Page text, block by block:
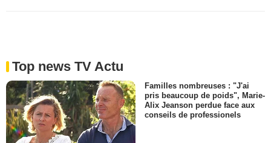
Top news TV Actu
Familles nombreuses : "J'ai
pris beaucoup de poids", Marie-
Alix Jeanson perdue face aux
conseils de professionels